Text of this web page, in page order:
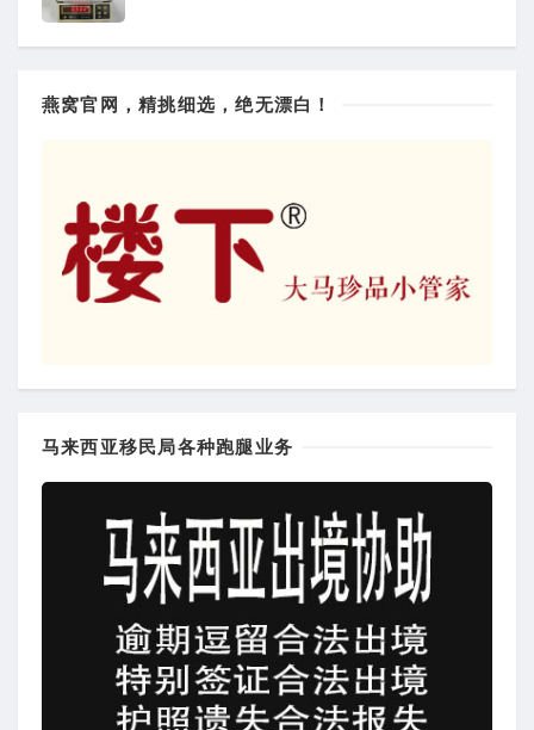
燕窝官网，精挑细选，绝无漂白！
马来西亚移民局各种跑腿业务